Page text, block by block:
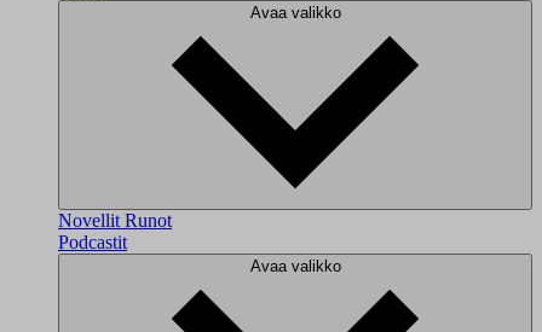
Avaa valikko
Novellit Runot
Podcastit
Avaa valikko